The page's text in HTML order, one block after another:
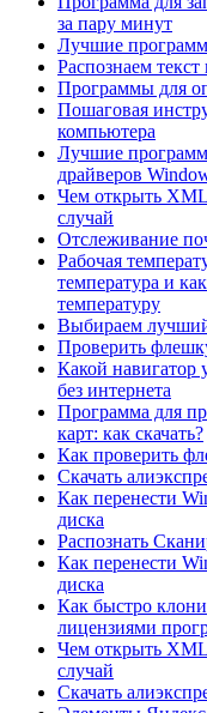
за пару минут
Лучшие
Распознаем
Программы для
Пошаговая
компьютера
Лучшие
драйверов
Чем открыть
случай
Отслеживание
Рабочая
температура и
температуру
Выбираем
Проверить
Какой навигатор
без интернета
Программа для
карт: как скачать?
Как проверить
Скачать
Как перенести
диска
Распознать
Как перенести
диска
Как быстро
лицензиями
Чем открыть
случай
Скачать